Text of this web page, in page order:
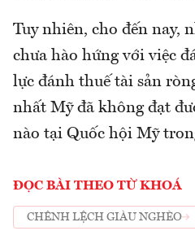
Tuy nhiên, cho đến nay,
chưa hào hứng với việc
lực đánh thuế tài sản
nhất Mỹ đã không đạt
nào tại Quốc hội Mỹ
ĐỌC BÀI THEO TỪ KHOÁ
CHÊNH LỆCH GIÀU NGHÈO